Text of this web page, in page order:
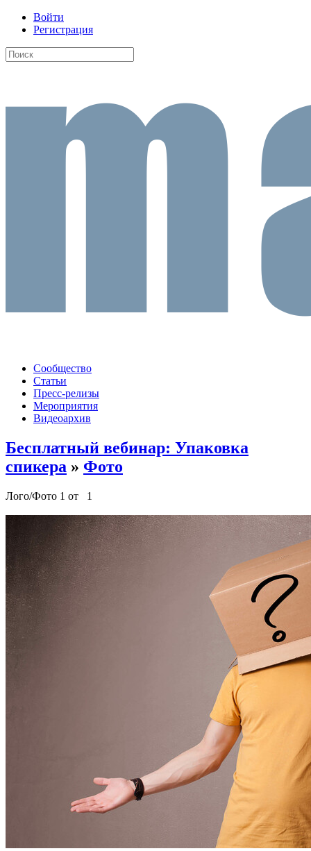
Войти
Регистрация
Сообщество
Статьи
Пресс-релизы
Мероприятия
Видеоархив
Бесплатный вебинар: Упаковка
спикера » Фото
Лого/Фото 1 от 1